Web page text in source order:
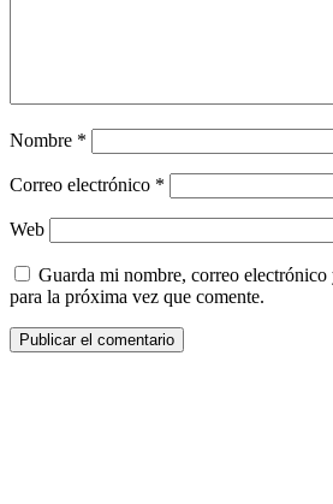
Nombre *
Correo electrónico *
Web
Guarda mi nombre, correo electrónico
para la próxima vez que comente.